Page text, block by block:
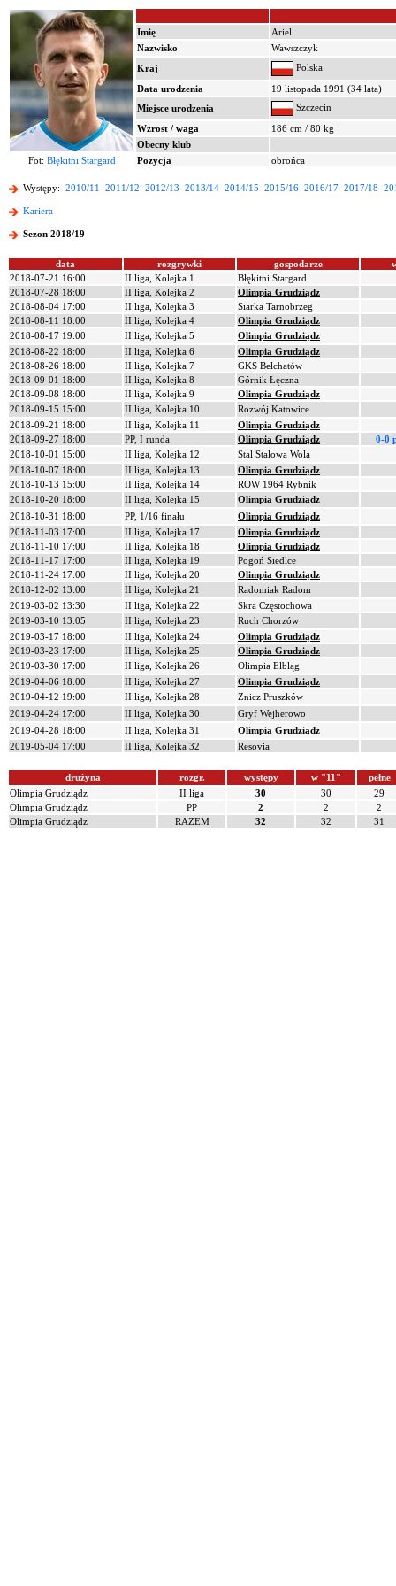
Imię
Ariel
Nazwisko
Wawszczyk
Kraj
Polska
Data urodzenia
19 listopada 1991 (34 lata)
Miejsce urodzenia
Szczecin
Wzrost / waga
186 cm / 80 kg
Obecny klub
Fot: Błękitni Stargard Pozycja obrońca
Występy: 2010/11 2011/12 2012/13 2013/14 2014/15 2015/16 2016/17 2017/18
Kariera
Sezon 2018/19
data rozgrywki gospodarze
2018-07-21 16:00
II liga, Kolejka 1
Błękitni Stargard
2018-07-28 18:00
II liga, Kolejka 2
Olimpia Grudziądz
2018-08-04 17:00
II liga, Kolejka 3
Siarka Tarnobrzeg
2018-08-11 18:00
II liga, Kolejka 4
Olimpia Grudziądz
2018-08-17 19:00
II liga, Kolejka 5
Olimpia Grudziądz
2018-08-22 18:00
II liga, Kolejka 6
Olimpia Grudziądz
2018-08-26 18:00
II liga, Kolejka 7
GKS Bełchatów
2018-09-01 18:00
II liga, Kolejka 8
Górnik Łęczna
2018-09-08 18:00
II liga, Kolejka 9
Olimpia Grudziądz
2018-09-15 15:00
II liga, Kolejka 10
Rozwój Katowice
2018-09-21 18:00
II liga, Kolejka 11
Olimpia Grudziądz
2018-09-27 18:00
PP, I runda Olimpia Grudziądz
0-0
2018-10-01 15:00
II liga, Kolejka 12
Stal Stalowa Wola
2018-10-07 18:00
II liga, Kolejka 13
Olimpia Grudziądz
2018-10-13 15:00
II liga, Kolejka 14
ROW 1964 Rybnik
2018-10-20 18:00
II liga, Kolejka 15
Olimpia Grudziądz
2018-10-31 18:00
PP, 1/16 finału
Olimpia Grudziądz
2018-11-03 17:00
II liga, Kolejka 17
Olimpia Grudziądz
2018-11-10 17:00
II liga, Kolejka 18
Olimpia Grudziądz
2018-11-17 17:00
II liga, Kolejka 19
Pogoń Siedlce
2018-11-24 17:00
II liga, Kolejka 20
Olimpia Grudziądz
2018-12-02 13:00
II liga, Kolejka 21
Radomiak Radom
2019-03-02 13:30
II liga, Kolejka 22
Skra Częstochowa
2019-03-10 13:05
II liga, Kolejka 23
Ruch Chorzów
2019-03-17 18:00
II liga, Kolejka 24
Olimpia Grudziądz
2019-03-23 17:00
II liga, Kolejka 25
Olimpia Grudziądz
2019-03-30 17:00
II liga, Kolejka 26
Olimpia Elbląg
2019-04-06 18:00
II liga, Kolejka 27
Olimpia Grudziądz
2019-04-12 19:00
II liga, Kolejka 28
Znicz Pruszków
2019-04-24 17:00
II liga, Kolejka 30
Gryf Wejherowo
2019-04-28 18:00
II liga, Kolejka 31
Olimpia Grudziądz
2019-05-04 17:00
II liga, Kolejka 32 Resovia
drużyna rozgr. występy w "11"
pełne
Olimpia Grudziądz
II liga 30 30
29
Olimpia Grudziądz
PP 2 2
2
Olimpia Grudziądz
RAZEM 32 32 31